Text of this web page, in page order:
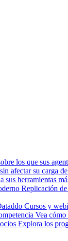
los que sus
afectar su carga
herramientas
Replicación
Cursos y
Vea cómo
Explora los